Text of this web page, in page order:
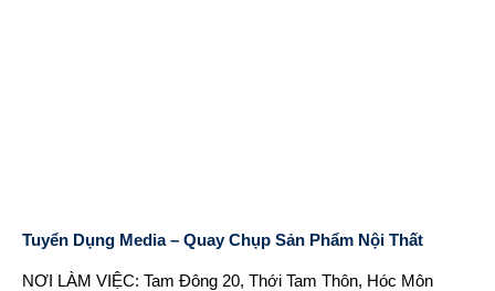
Tuyển Dụng Media – Quay Chụp Sản Phẩm Nội Thất
NƠI LÀM VIỆC: Tam Đông 20, Thới Tam Thôn, Hóc Môn